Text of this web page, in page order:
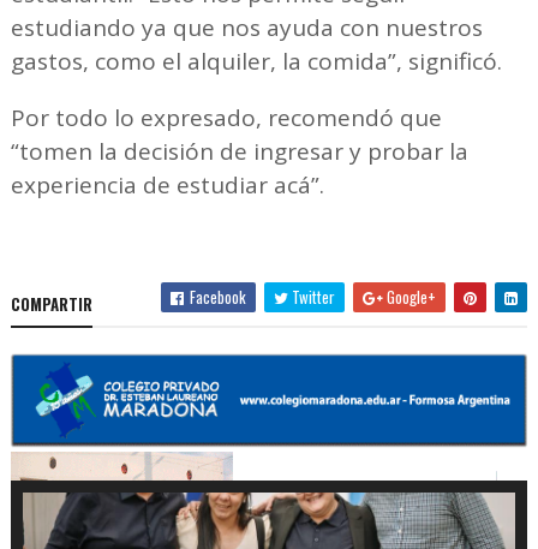
estudiando ya que nos ayuda con nuestros
gastos, como el alquiler, la comida”, significó.
Por todo lo expresado, recomendó que
“tomen la decisión de ingresar y probar la
experiencia de estudiar acá”.
COMPARTIR Facebook Twitter Google+